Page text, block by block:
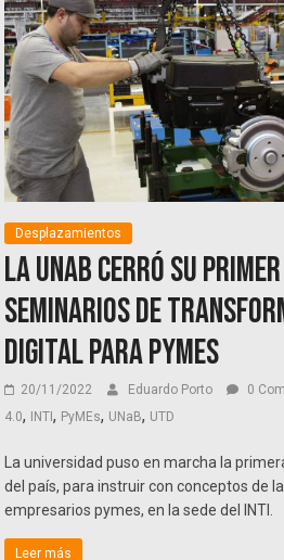
Desplazamientos
La UNaB cerró su
seminarios de
digital para PyMEs
20/11/2022 Eduardo Porto 0
4.0, INTI, PyMEs, UNaB, UTD
La universidad puso en marcha la
del país, para instruir con conceptos de
empresarios pymes, en la sede del INTI.
Leer más